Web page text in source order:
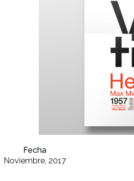
Fecha
Noviembre, 2017